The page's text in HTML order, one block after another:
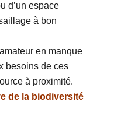
d’un espace
à bon
en manque
besoins de ces
à proximité.
de la biodiversité